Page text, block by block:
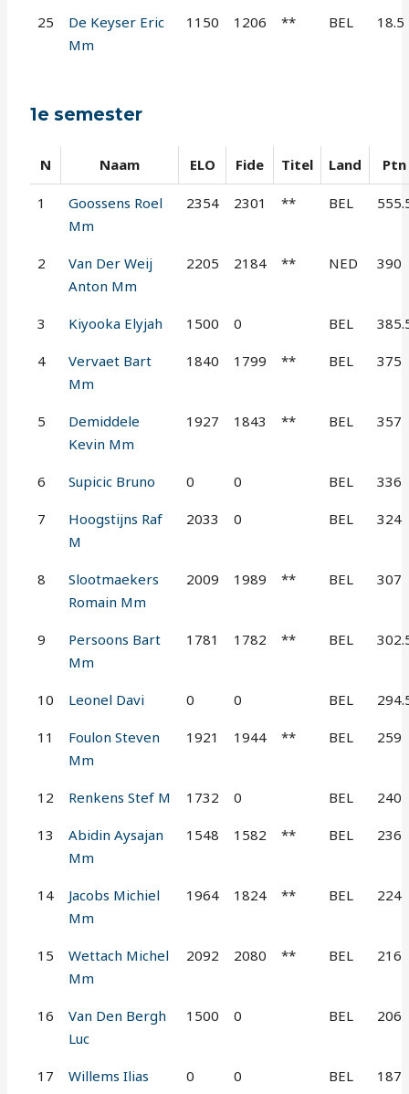
25
De Keyser Eric
Mm
1150 1206 ** BEL 18.5
1e semester
N Naam ELO Fide Titel Land Ptn
1
Goossens Roel
Mm
2354 2301 ** BEL
2
Van Der Weij
Anton Mm
2205 2184 ** NED 390
3 Kiyooka Elyjah 1500 0 BEL
4
Vervaet Bart
Mm
1840 1799 ** BEL 375
5
Demiddele
Kevin Mm
1927 1843 ** BEL 357
6 Supicic Bruno 0 0 BEL 336
7
Hoogstijns Raf
M
2033 0 BEL 324
8
Slootmaekers
Romain Mm
2009 1989 ** BEL 307
9
Persoons Bart
Mm
1781 1782 ** BEL
10 Leonel Davi 0 0 BEL
11
Foulon Steven
Mm
1921 1944 ** BEL 259
12 Renkens Stef M 1732 0 BEL 240
13
Abidin Aysajan
Mm
1548 1582 ** BEL 236
14
Jacobs Michiel
Mm
1964 1824 ** BEL 224
15
Wettach Michel
Mm
2092 2080 ** BEL 216
16
Van Den Bergh
Luc
1500 0 BEL 206
17 Willems Ilias 0 0 BEL 187